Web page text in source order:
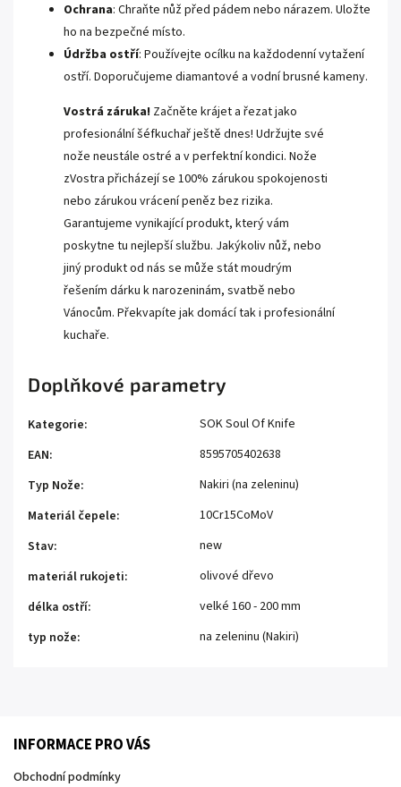
Ochrana: Chraňte nůž před pádem nebo nárazem. Uložte
ho na bezpečné místo.
Údržba ostří: Používejte ocílku na každodenní vytažení
ostří. Doporučujeme diamantové a vodní brusné kameny.
Vostrá záruka! Začněte krájet a řezat jako
profesionální šéfkuchař ještě dnes! Udržujte své
nože neustále ostré a v perfektní kondici. Nože
zVostra přicházejí se 100% zárukou spokojenosti
nebo zárukou vrácení peněz bez rizika.
Garantujeme vynikající produkt, který vám
poskytne tu nejlepší službu. Jakýkoliv nůž, nebo
jiný produkt od nás se může stát moudrým
řešením dárku k narozeninám, svatbě nebo
Vánocům. Překvapíte jak domácí tak i profesionální
kuchaře.
Doplňkové parametry
Kategorie:
SOK Soul Of Knife
EAN:
8595705402638
Typ Nože:
Nakiri (na zeleninu)
Materiál čepele:
10Cr15CoMoV
Stav:
new
materiál rukojeti:
olivové dřevo
délka ostří:
velké 160 - 200 mm
typ nože: na zeleninu (Nakiri)
INFORMACE PRO VÁS
Obchodní podmínky